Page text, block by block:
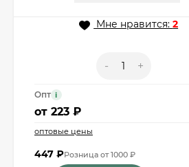
Мне нравится:2
- +
Опт i
от 223 ₽
оптовые цены
447 ₽Розница от 1000 ₽